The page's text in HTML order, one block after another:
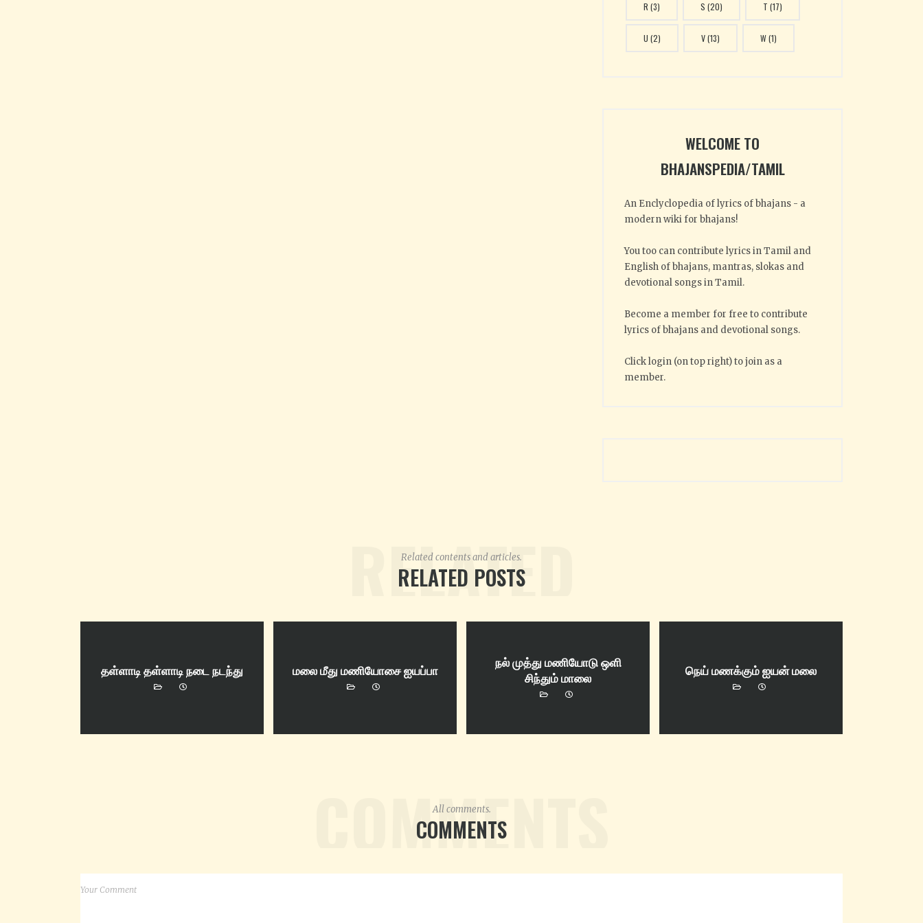
R (3) S (20) T (17)
U (2) V(13) W(1)
WELCOME TO
BHAJANSPEDIA/TAMIL
An Enclyclopedia of lyrics of bhajans - a
modern wiki for bhajans!
You too can contribute lyrics in Tamil and
English of bhajans, mantras, slokas and
devotional songs in Tamil.
Become a member for free to contribute
lyrics of bhajans and devotional songs.
Click login (on top right) to join as a
member.
RELATED
Related contents and articles.
RELATED POSTS
தள்ளாடி தள்ளாடி நடை நடந்து மலை மீது மணியோசை ஐயப்பா
நல் முத்து மணியோடு ஒளி
சிந்தும் மாலை
நெய் மணக்கும் ஐயன் மலை
COMMENTS
All comments.
COMMENTS